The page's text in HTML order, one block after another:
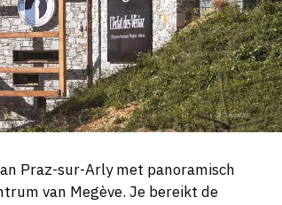
Praz-sur-Arly met panoramisch
van Megève. Je bereikt de